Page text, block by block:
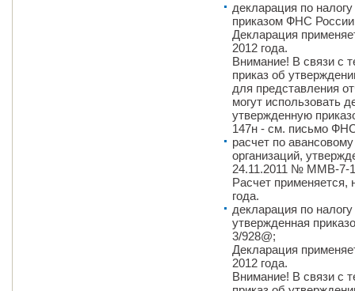
декларация по
приказом ФНС
Декларация
2012 года.
Внимание! В связи с
приказ об
для представления
могут использовать
утвержденную
147н - см. письмо
расчет по
организаций,
24.11.2011 № ММВ-7-
Расчет применяется,
года.
декларация по
утвержденная
3/928@;
Декларация
2012 года.
Внимание! В связи с